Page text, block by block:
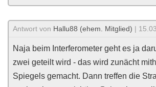
Antwort von Hallu88 (ehem. Mitglied) |
Naja beim Interferometer geht es ja
zwei geteilt wird - das wird zunächt
Spiegels gemacht. Dann treffen die